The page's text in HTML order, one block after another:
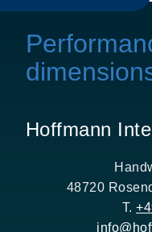
Hoffmann
48720
T.